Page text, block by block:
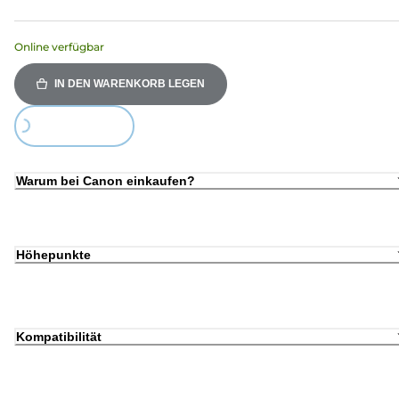
Online verfügbar
IN DEN WARENKORB LEGEN
Loading...
Warum bei Canon einkaufen?
Höhepunkte
Kompatibilität